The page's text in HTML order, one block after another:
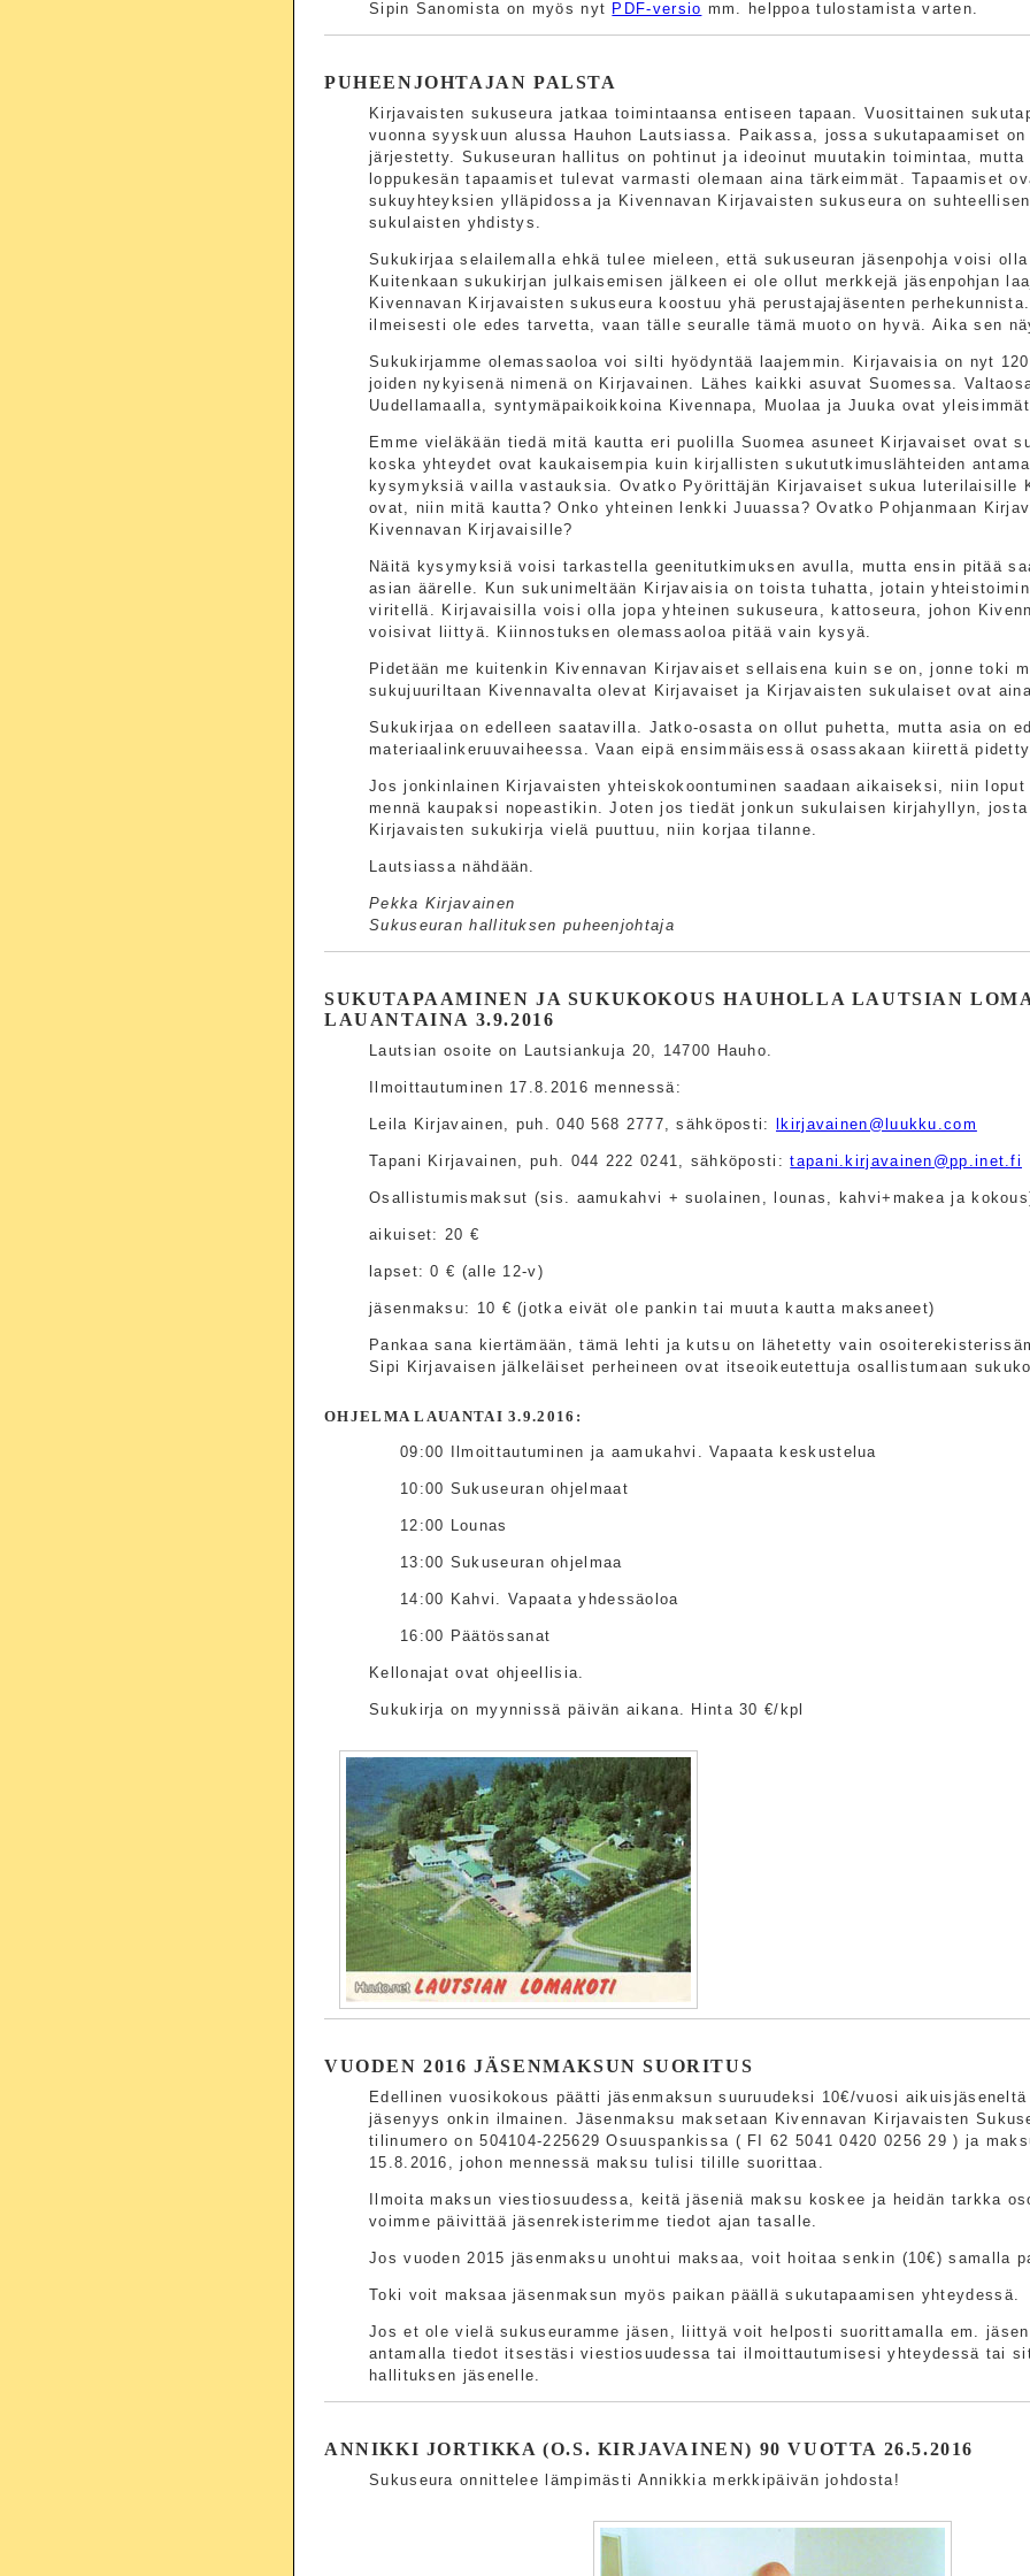
Sipin Sanomista on myös nyt PDF-versio mm. helppoa tulostamista varten.
PUHEENJOHTAJAN PALSTA
Kirjavaisten sukuseura jatkaa toimintaansa entiseen tapaan. Vuosittainen
vuonna syyskuun alussa Hauhon Lautsiassa. Paikassa, jossa sukutapaamiset
järjestetty. Sukuseuran hallitus on pohtinut ja ideoinut muutakin toimintaa,
loppukesän tapaamiset tulevat varmasti olemaan aina tärkeimmät. Tapaamiset
sukuyhteyksien ylläpidossa ja Kivennavan Kirjavaisten sukuseura on
sukulaisten yhdistys.
Sukukirjaa selailemalla ehkä tulee mieleen, että sukuseuran jäsenpohja voisi
Kuitenkaan sukukirjan julkaisemisen jälkeen ei ole ollut merkkejä jäsenpohjan
Kivennavan Kirjavaisten sukuseura koostuu yhä perustajajäsenten
ilmeisesti ole edes tarvetta, vaan tälle seuralle tämä muoto on hyvä. Aika sen
Sukukirjamme olemassaoloa voi silti hyödyntää laajemmin. Kirjavaisia on nyt
joiden nykyisenä nimenä on Kirjavainen. Lähes kaikki asuvat Suomessa.
Uudellamaalla, syntymäpaikoikkoina Kivennapa, Muolaa ja Juuka ovat
Emme vieläkään tiedä mitä kautta eri puolilla Suomea asuneet Kirjavaiset ovat
koska yhteydet ovat kaukaisempia kuin kirjallisten sukututkimuslähteiden
kysymyksiä vailla vastauksia. Ovatko Pyörittäjän Kirjavaiset sukua luterilaisille
ovat, niin mitä kautta? Onko yhteinen lenkki Juuassa? Ovatko Pohjanmaan
Kivennavan Kirjavaisille?
Näitä kysymyksiä voisi tarkastella geenitutkimuksen avulla, mutta ensin pitää
asian äärelle. Kun sukunimeltään Kirjavaisia on toista tuhatta, jotain
viritellä. Kirjavaisilla voisi olla jopa yhteinen sukuseura, kattoseura, johon
voisivat liittyä. Kiinnostuksen olemassaoloa pitää vain kysyä.
Pidetään me kuitenkin Kivennavan Kirjavaiset sellaisena kuin se on, jonne toki
sukujuuriltaan Kivennavalta olevat Kirjavaiset ja Kirjavaisten sukulaiset ovat
Sukukirjaa on edelleen saatavilla. Jatko-osasta on ollut puhetta, mutta asia on
materiaalinkeruuvaiheessa. Vaan eipä ensimmäisessä osassakaan kiirettä
Jos jonkinlainen Kirjavaisten yhteiskokoontuminen saadaan aikaiseksi, niin
mennä kaupaksi nopeastikin. Joten jos tiedät jonkun sukulaisen kirjahyllyn,
Kirjavaisten sukukirja vielä puuttuu, niin korjaa tilanne.
Lautsiassa nähdään.
Pekka Kirjavainen
Sukuseuran hallituksen puheenjohtaja
SUKUTAPAAMINEN JA SUKUKOKOUS HAUHOLLA LAUTSIAN
LAUANTAINA 3.9.2016
Lautsian osoite on Lautsiankuja 20, 14700 Hauho.
Ilmoittautuminen 17.8.2016 mennessä:
Leila Kirjavainen, puh. 040 568 2777, sähköposti: lkirjavainen@luukku.com
Tapani Kirjavainen, puh. 044 222 0241, sähköposti:tapani.kirjavainen@pp.inet.fi
Osallistumismaksut (sis. aamukahvi + suolainen, lounas, kahvi+makea ja
aikuiset: 20 €
lapset: 0 € (alle 12-v)
jäsenmaksu: 10 € (jotka eivät ole pankin tai muuta kautta maksaneet)
Pankaa sana kiertämään, tämä lehti ja kutsu on lähetetty vain
Sipi Kirjavaisen jälkeläiset perheineen ovat itseoikeutettuja osallistumaan
OHJELMA LAUANTAI 3.9.2016:
09:00 Ilmoittautuminen ja aamukahvi. Vapaata keskustelua
10:00 Sukuseuran ohjelmaat
12:00 Lounas
13:00 Sukuseuran ohjelmaa
14:00 Kahvi. Vapaata yhdessäoloa
16:00 Päätössanat
Kellonajat ovat ohjeellisia.
Sukukirja on myynnissä päivän aikana. Hinta 30 €/kpl
VUODEN 2016 JÄSENMAKSUN SUORITUS
Edellinen vuosikokous päätti jäsenmaksun suuruudeksi 10€/vuosi
jäsenyys onkin ilmainen. Jäsenmaksu maksetaan Kivennavan Kirjavaisten
tilinumero on 504104-225629 Osuuspankissa ( FI 62 5041 0420 0256 29 ) ja
15.8.2016, johon mennessä maksu tulisi tilille suorittaa.
Ilmoita maksun viestiosuudessa, keitä jäseniä maksu koskee ja heidän tarkka
voimme päivittää jäsenrekisterimme tiedot ajan tasalle.
Jos vuoden 2015 jäsenmaksu unohtui maksaa, voit hoitaa senkin (10€) samalla
Toki voit maksaa jäsenmaksun myös paikan päällä sukutapaamisen yhteydessä.
Jos et ole vielä sukuseuramme jäsen, liittyä voit helposti suorittamalla em.
antamalla tiedot itsestäsi viestiosuudessa tai ilmoittautumisesi yhteydessä tai
hallituksen jäsenelle.
ANNIKKI JORTIKKA (O.S. KIRJAVAINEN) 90 VUOTTA 26.5.2016
Sukuseura onnittelee lämpimästi Annikkia merkkipäivän johdosta!